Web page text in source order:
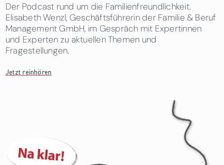
Der Podcast rund um die Familienfreundlichkeit.
Elisabeth Wenzl, Geschäftsführerin der Familie & Beruf
Management GmbH, im Gespräch mit Expertinnen
und Experten zu aktuellen Themen und
Fragestellungen.
Jetzt reinhören